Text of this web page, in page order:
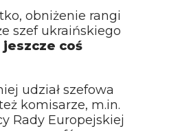
obniżenie rangi
szef ukraińskiego
coś
udział szefowa
komisarze, m.in.
Rady Europejskiej